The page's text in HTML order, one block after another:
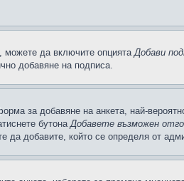
можете да включите опциятаДобави
добавяне на подписа.
за добавяне на анкета, най-
бутонаДобавете възможен
да добавите, който се определя от